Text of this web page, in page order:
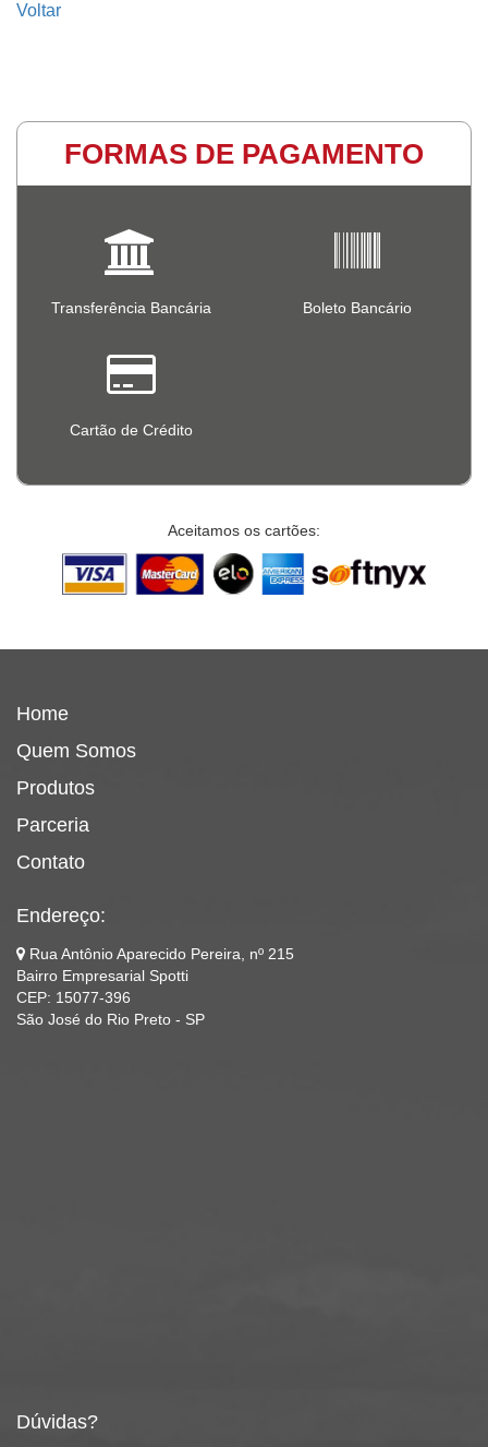
Voltar
FORMAS DE PAGAMENTO
Transferência Bancária Boleto Bancário
Cartão de Crédito
Aceitamos os cartões:
Home
Quem Somos
Produtos
Parceria
Contato
Endereço:
Rua Antônio Aparecido Pereira, nº 215
Bairro Empresarial Spotti
CEP: 15077-396
São José do Rio Preto - SP
Dúvidas?